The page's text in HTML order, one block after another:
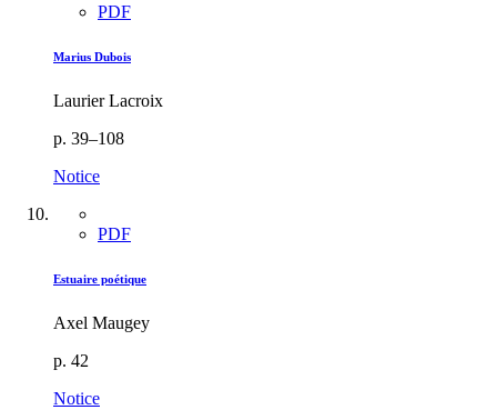
PDF
Marius Dubois
Laurier Lacroix
p. 39–108
Notice
PDF
Estuaire poétique
Axel Maugey
p. 42
Notice